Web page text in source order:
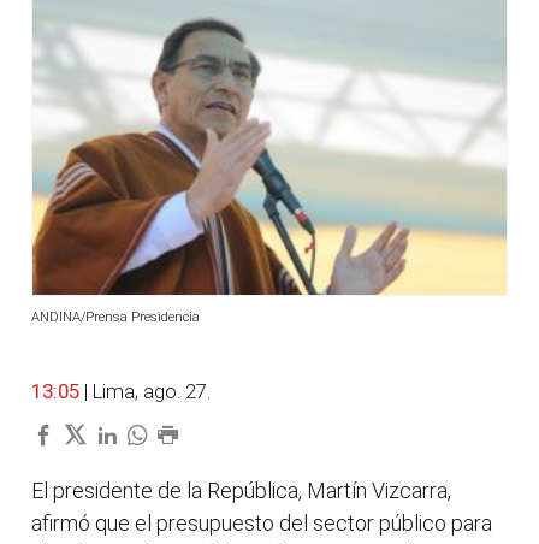
ANDINA/Prensa Presidencia
13:05 | Lima, ago. 27.
El presidente de la República, Martín Vizcarra,
afirmó que el presupuesto del sector público para